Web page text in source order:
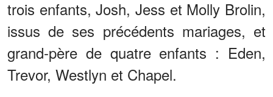
trois enfants, Josh, Jess et Molly Brolin,
issus de ses précédents mariages, et
grand-père de quatre enfants : Eden,
Trevor, Westlyn et Chapel.